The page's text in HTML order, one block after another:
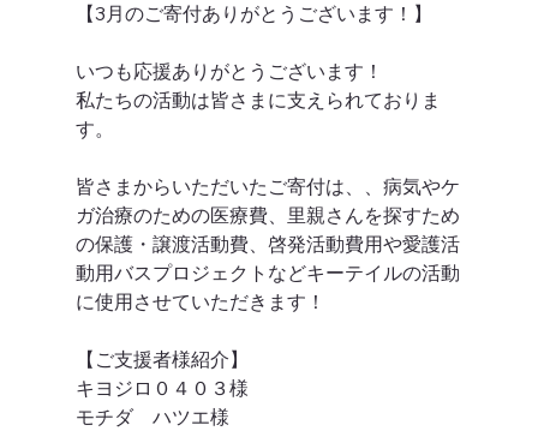
【3月のご寄付ありがとうございます！】
いつも応援ありがとうございます！
私たちの活動は皆さまに支えられておりま
す。
皆さまからいただいたご寄付は、、病気やケ
ガ治療のための医療費、里親さんを探すため
の保護・譲渡活動費、啓発活動費用や愛護活
動用バスプロジェクトなどキーテイルの活動
に使用させていただきます！
【ご支援者様紹介】
キヨジロ０４０３様
モチダ　ハツエ様